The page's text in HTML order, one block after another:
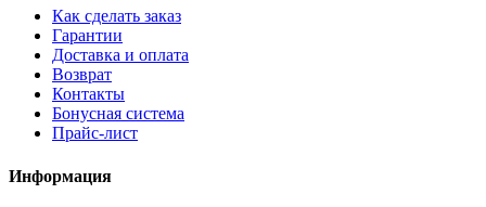
Как сделать заказ
Гарантии
Доставка и оплата
Возврат
Контакты
Бонусная система
Прайс-лист
Информация